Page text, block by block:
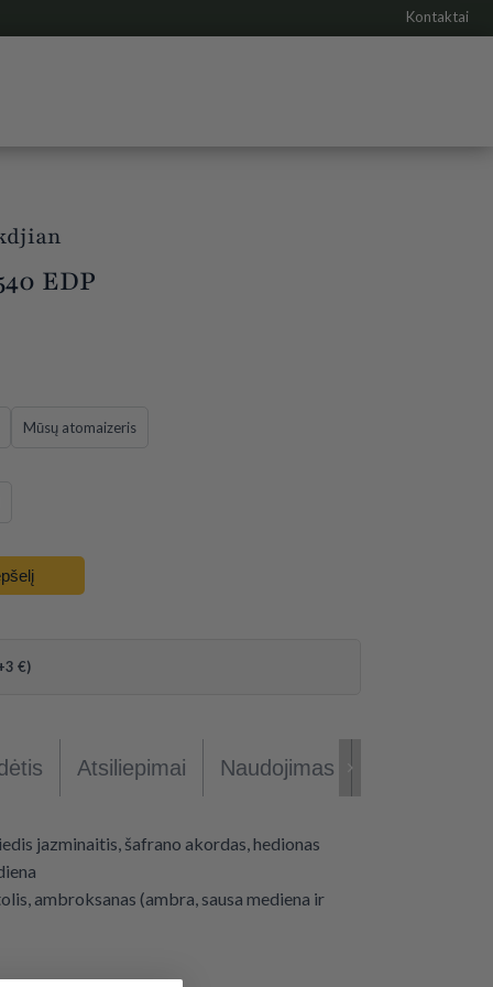
Kontaktai
EDP
Mūsų atomaizeris
€)
Atsiliepimai Naudojimas
jazminaitis, šafrano akordas, hedionas
ambroksanas (ambra, sausa mediena ir